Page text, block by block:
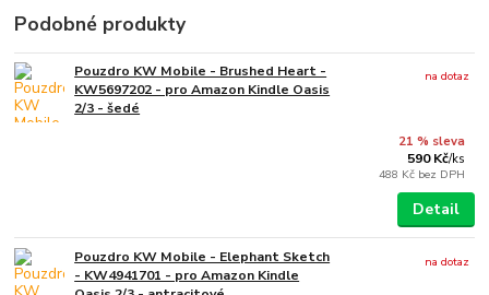
Podobné produkty
Pouzdro KW Mobile - Brushed Heart -
KW5697202 - pro Amazon Kindle Oasis
2/3 - šedé
21 % sleva
590 Kč/ks
488 Kč bez DPH
na dotaz
Detail
Pouzdro KW Mobile - Elephant Sketch
- KW4941701 - pro Amazon Kindle
na dotaz